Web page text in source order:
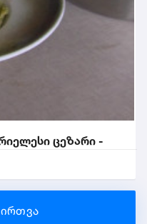
ცეზარი -